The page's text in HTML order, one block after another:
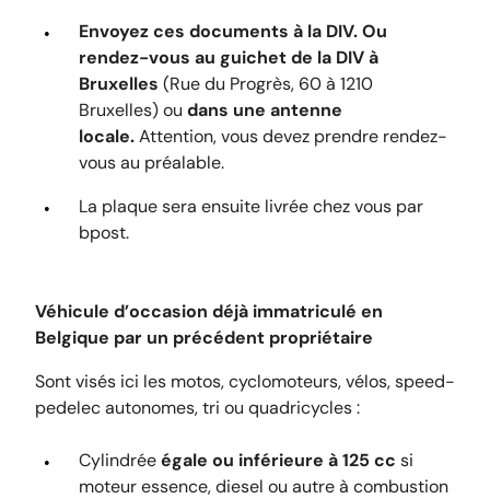
Envoyez ces documents à la DIV. Ou
rendez-vous au guichet de la DIV à
Bruxelles (Rue du Progrès, 60 à 1210
Bruxelles) ou dans une antenne
locale.Attention, vous devez prendre rendez-
vous au préalable.
La plaque sera ensuite livrée chez vous par
bpost.
Véhicule d’occasion déjà immatriculé en
Belgique par un précédent propriétaire
Sont visés ici les motos, cyclomoteurs, vélos, speed-
pedelec autonomes, tri ou quadricycles :
Cylindréeégale ou inférieure à 125 cc si
moteur essence, diesel ou autre à combustion